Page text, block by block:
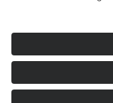
Cookie-